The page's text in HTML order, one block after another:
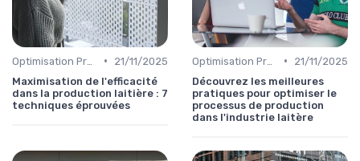
•
21/11/2025
Maximisation de l'efficacité
dans la production laitière : 7
techniques éprouvées
•
21/11/2025
Découvrez les meilleures
pratiques pour optimiser le
processus de production
dans l'industrie laitère